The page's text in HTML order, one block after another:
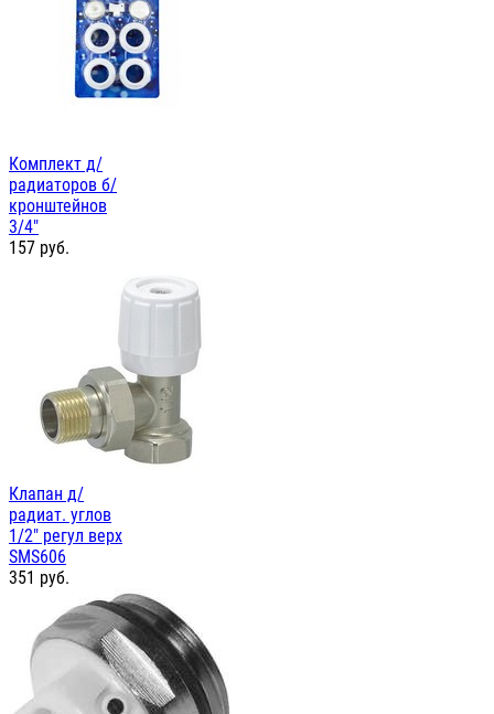
Комплект д/
радиаторов б/
кронштейнов
3/4"
157 руб.
Клапан д/
радиат. углов
1/2" регул верх
SMS606
351 руб.